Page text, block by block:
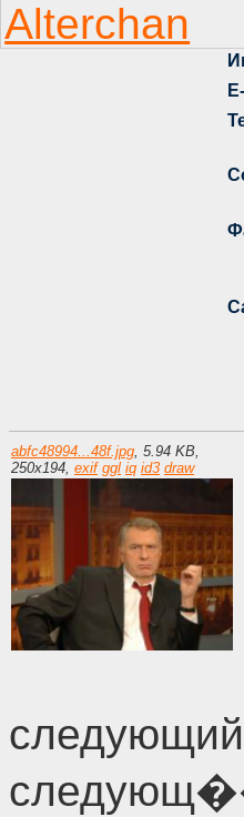
abfc48994...48f.jpg, 5.94 KB,
250x194, exif ggl iq id3 draw